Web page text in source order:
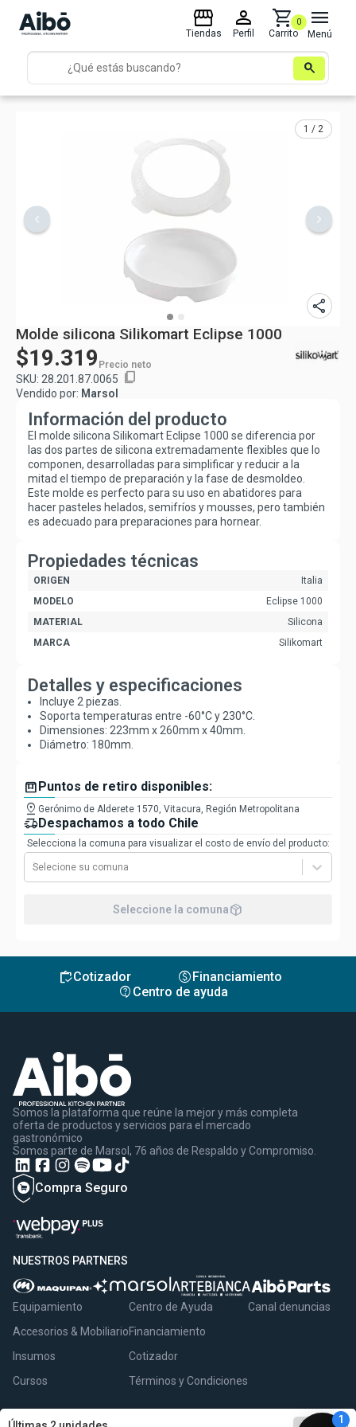
search
storefront
Tiendas
person
Perfil
shopping_cart
Carrito
0 menu
Menú
1 / 2
share
Molde silicona Silikomart Eclipse 1000
$19.319 Precio neto
SKU: 28.201.87.0065 content_copy
Vendido por: Marsol
Información del producto
El molde silicona Silikomart Eclipse 1000 se diferencia por
las dos partes de silicona extremadamente flexibles que lo
componen, desarrolladas para simplificar y reducir a la
mitad el tiempo de preparación y la fase de desmoldeo.
Este molde es perfecto para su uso en abatidores para
hacer pasteles helados, semifríos y mousses, pero también
es adecuado para preparaciones para hornear.
Propiedades técnicas
ORIGEN
Italia
MODELO
Eclipse 1000
MATERIAL
Silicona
MARCA
Silikomart
Detalles y especificaciones
Incluye 2 piezas.
Soporta temperaturas entre -60°C y 230°C.
Dimensiones: 223mm x 260mm x 40mm.
Diámetro: 180mm.
boxPuntos de retiro disponibles:
pin_drop Gerónimo de Alderete 1570, Vitacura, Región Metropolitana
delivery_truck_speedDespachamos a todo Chile
Selecciona la comuna para visualizar el costo de envío del producto:
Selecione su comuna
Seleccione la comunapackage_2
inventoryCotizador monetization_onFinanciamiento
contact_support Centro de ayuda
Somos la plataforma que reúne la mejor y más completa
oferta de productos y servicios para el mercado
gastronómico
Somos parte de Marsol, 76 años de Respaldo y Compromiso.
Compra Seguro
NUESTROS PARTNERS
Equipamiento
Accesorios & Mobiliario
Insumos
Cursos
Centro de Ayuda
Financiamiento
Cotizador
Términos y Condiciones
Canal denuncias